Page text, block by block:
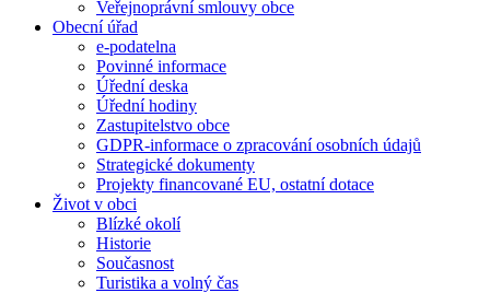
Veřejnoprávní smlouvy obce
Obecní úřad
e-podatelna
Povinné informace
Úřední deska
Úřední hodiny
Zastupitelstvo obce
GDPR-informace o zpracování osobních údajů
Strategické dokumenty
Projekty financované EU, ostatní dotace
Život v obci
Blízké okolí
Historie
Současnost
Turistika a volný čas